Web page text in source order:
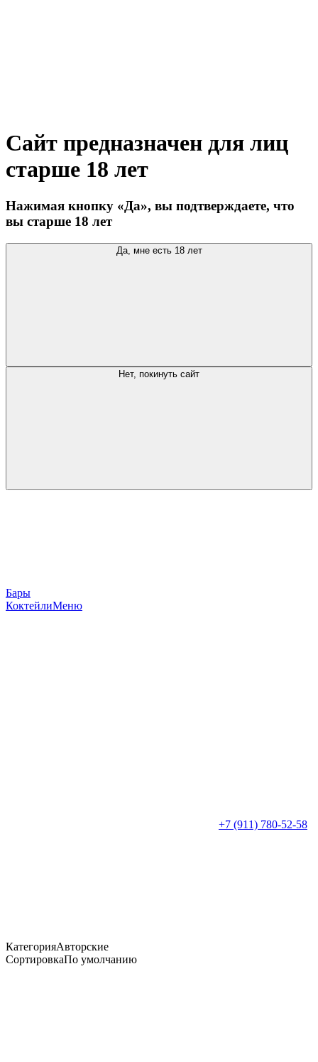
Сайт предназначен для лиц
старше 18 лет
Нажимая кнопку «Да», вы подтверждаете, что
вы старше 18 лет
Да, мне есть 18 лет
Нет, покинуть сайт
Бары
КоктейлиМеню
+7 (911) 780-52-58
КатегорияАвторские
СортировкаПо умолчанию